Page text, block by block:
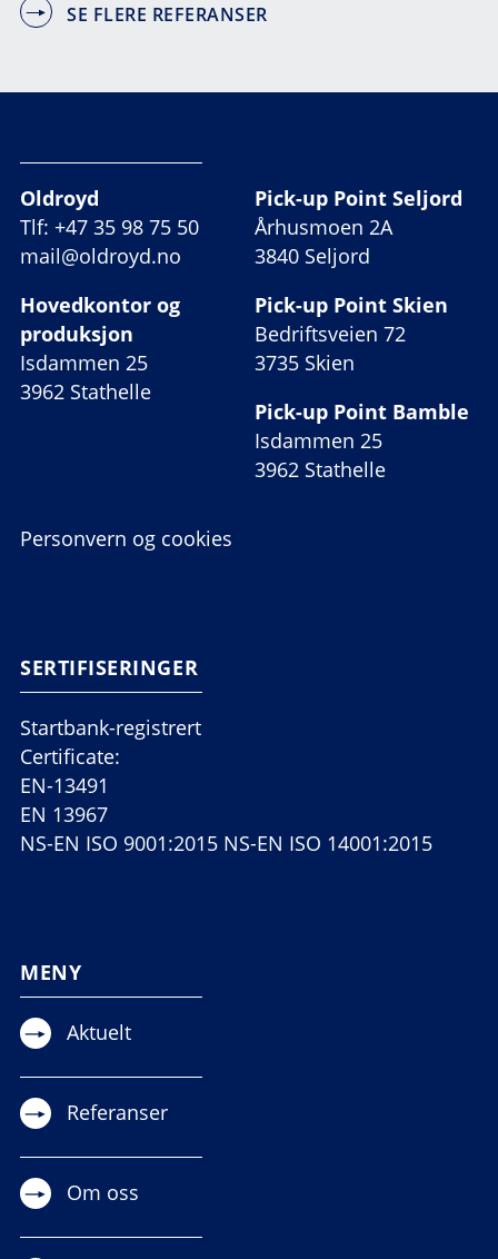
SE FLERE REFERANSER
Oldroyd
Tlf: +47 35 98 75 50
mail@oldroyd.no
Hovedkontor og
produksjon
Isdammen 25
3962 Stathelle
Pick-up Point Seljord
Århusmoen 2A
3840 Seljord
Pick-up Point Skien
Bedriftsveien 72
3735 Skien
Pick-up Point Bamble
Isdammen 25
3962 Stathelle
Personvern og cookies
SERTIFISERINGER
Startbank-registrert
Certificate:
EN-13491
EN 13967
NS-EN ISO 9001:2015 NS-EN ISO 14001:2015
MENY
Aktuelt
Referanser
Om oss